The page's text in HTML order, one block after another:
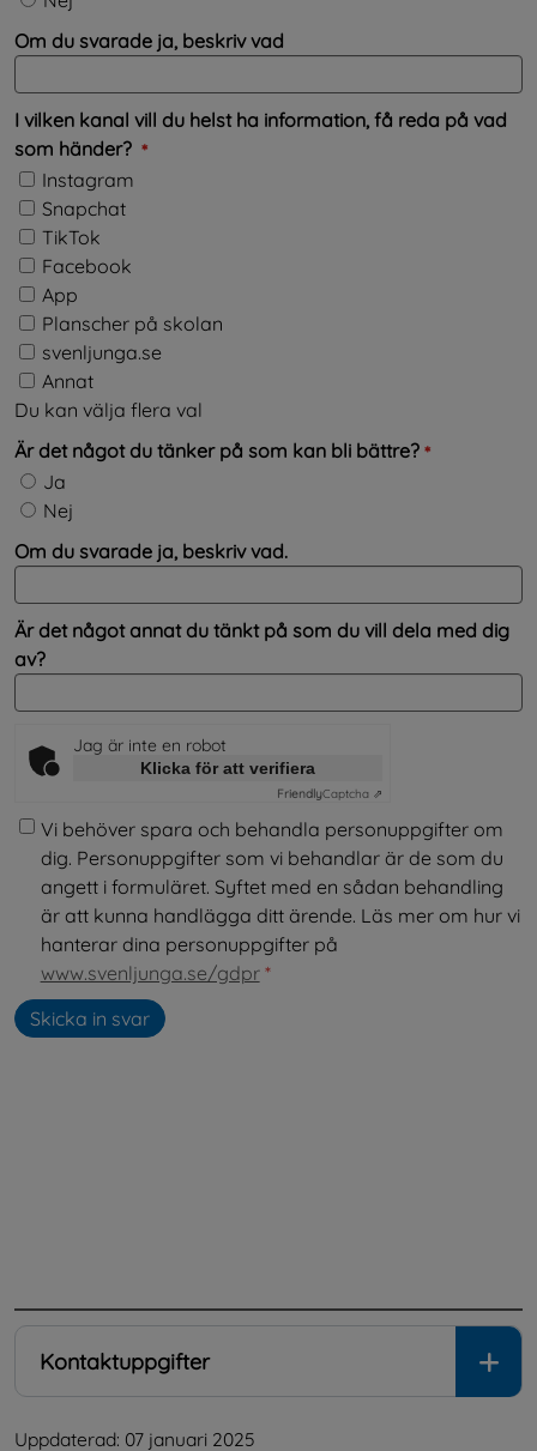
Om du svarade ja, beskriv vad
I vilken kanal vill du helst ha information, få reda på vad
som händer? *(obligatorisk)
I vilken kanal vill du helst ha information, få reda på vad som händer?
Instagram
Snapchat
TikTok
Facebook
App
Planscher på skolan
svenljunga.se
Annat
Du kan välja flera val
Är det något du tänker på som kan bli bättre? *
Är det något du tänker på som kan bli bättre?
Ja
Nej
Om du svarade ja, beskriv vad.
Är det något annat du tänkt på som du vill dela med dig
av?
Jag är inte en robot
Klicka för att verifiera
FriendlyCaptcha ⇗
Vi behöver spara och behandla personuppgifter om
dig. Personuppgifter som vi behandlar är de som du
angett i formuläret. Syftet med en sådan behandling
är att kunna handlägga ditt ärende. Läs mer om hur vi
hanterar dina personuppgifter på
www.svenljunga.se/gdpr*
Kontaktuppgifter
Uppdaterad: 07 januari 2025